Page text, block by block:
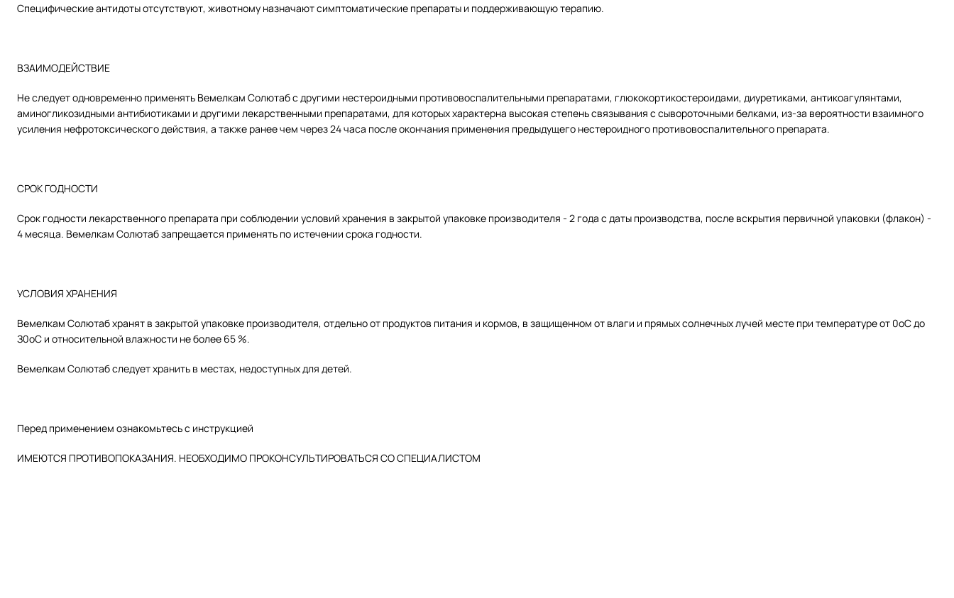
Специфические антидоты отсутствуют, животному назначают симптоматические препараты и поддерживающую терапию.
ВЗАИМОДЕЙСТВИЕ
Не следует одновременно применять Вемелкам Солютаб с другими нестероидными противовоспалительными препаратами, глюкокортикостероидами, диуретиками, антикоагулянтами,
аминогликозидными антибиотиками и другими лекарственными препаратами, для которых характерна высокая степень связывания с сывороточными белками, из-за вероятности взаимного
усиления нефротоксического действия, а также ранее чем через 24 часа после окончания применения предыдущего нестероидного противовоспалительного препарата.
СРОК ГОДНОСТИ
Срок годности лекарственного препарата при соблюдении условий хранения в закрытой упаковке производителя - 2 года с даты производства, после вскрытия первичной упаковки (флакон) -
4 месяца. Вемелкам Солютаб запрещается применять по истечении срока годности.
УСЛОВИЯ ХРАНЕНИЯ
Вемелкам Солютаб хранят в закрытой упаковке производителя, отдельно от продуктов питания и кормов, в защищенном от влаги и прямых солнечных лучей месте при температуре от 0оС до
З0оС и относительной влажности не более 65 %.
Вемелкам Солютаб следует хранить в местах, недоступных для детей.
Перед применением ознакомьтесь с инструкцией
ИМЕЮТСЯ ПРОТИВОПОКАЗАНИЯ. НЕОБХОДИМО ПРОКОНСУЛЬТИРОВАТЬСЯ СО СПЕЦИАЛИСТОМ